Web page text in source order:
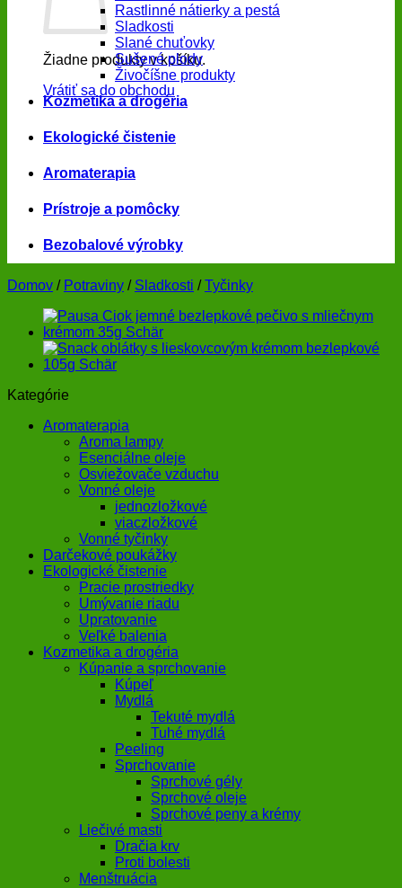
Žiadne produkty v košíku.
Vrátiť sa do obchodu
Rastlinné nátierky a pestá
Sladkosti
Slané chuťovky
Sušené plody
Živočíšne produkty
Kozmetika a drogéria
Ekologické čistenie
Aromaterapia
Prístroje a pomôcky
Bezobalové výrobky
Domov / Potraviny / Sladkosti / Tyčinky
Kategórie
Aromaterapia
Aroma lampy
Esenciálne oleje
Osviežovače vzduchu
Vonné oleje
jednozložkové
viaczložkové
Vonné tyčinky
Darčekové poukážky
Ekologické čistenie
Pracie prostriedky
Umývanie riadu
Upratovanie
Veľké balenia
Kozmetika a drogéria
Kúpanie a sprchovanie
Kúpeľ
Mydlá
Tekuté mydlá
Tuhé mydlá
Peeling
Sprchovanie
Sprchové gély
Sprchové oleje
Sprchové peny a krémy
Liečivé masti
Dračia krv
Proti bolesti
Menštruácia